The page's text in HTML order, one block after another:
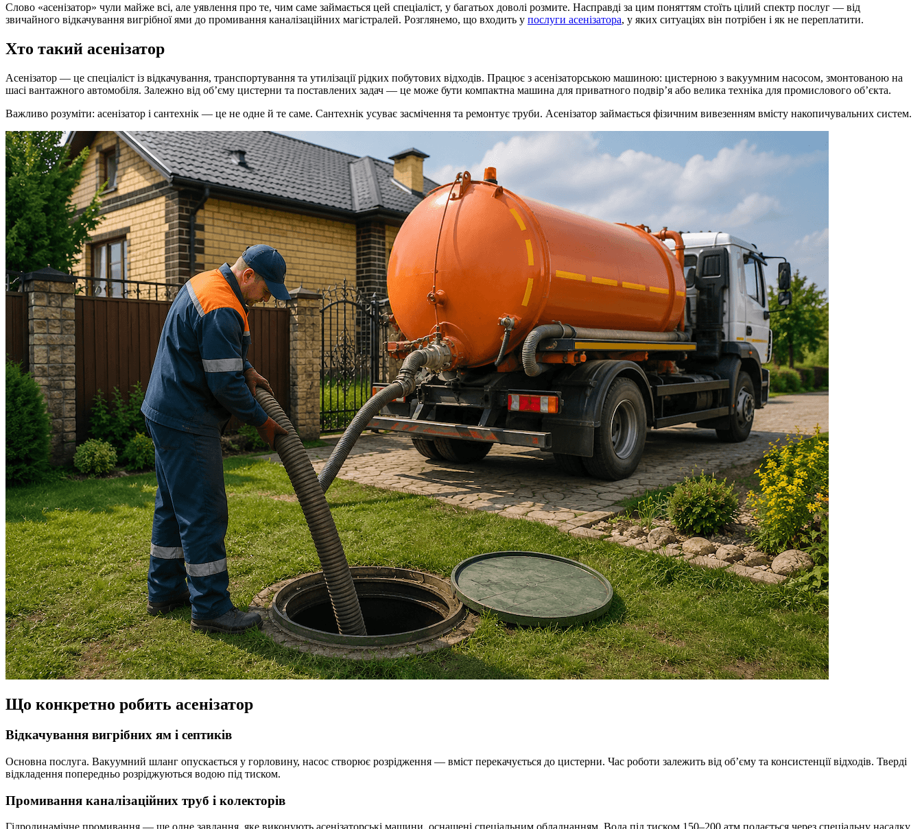
Слово «асенізатор» чули майже всі, але уявлення про те, чим саме займається цей спеціаліст, у багатьох доволі розмите. Насправді за цим поняттям стоїть цілий спектр послуг — від
звичайного відкачування вигрібної ями до промивання каналізаційних магістралей. Розглянемо, що входить у послуги асенізатора, у яких ситуаціях він потрібен і як не переплатити.
Хто такий асенізатор
Асенізатор — це спеціаліст із відкачування, транспортування та утилізації рідких побутових відходів. Працює з асенізаторською машиною: цистерною з вакуумним насосом, змонтованою на
шасі вантажного автомобіля. Залежно від об’єму цистерни та поставлених задач — це може бути компактна машина для приватного подвір’я або велика техніка для промислового об’єкта.
Важливо розуміти: асенізатор і сантехнік — це не одне й те саме. Сантехнік усуває засмічення та ремонтує труби. Асенізатор займається фізичним вивезенням вмісту накопичувальних систем.
Що конкретно робить асенізатор
Відкачування вигрібних ям і септиків
Основна послуга. Вакуумний шланг опускається у горловину, насос створює розрідження — вміст перекачується до цистерни. Час роботи залежить від об’єму та консистенції відходів. Тверді
відкладення попередньо розріджуються водою під тиском.
Промивання каналізаційних труб і колекторів